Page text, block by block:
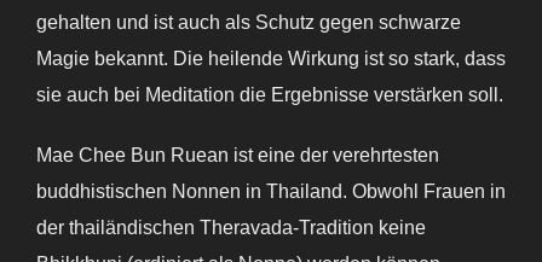
gehalten und ist auch als Schutz gegen schwarze
Magie bekannt. Die heilende Wirkung ist so stark, dass
sie auch bei Meditation die Ergebnisse verstärken soll.
Mae Chee Bun Ruean ist eine der verehrtesten
buddhistischen Nonnen in Thailand. Obwohl Frauen in
der thailändischen Theravada-Tradition keine